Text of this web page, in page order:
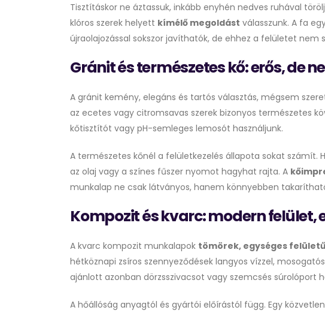
Tisztításkor ne áztassuk, inkább enyhén nedves ruhával
klóros szerek helyett kímélő megoldást válasszunk. A fa
újraolajozással sokszor javíthatók, de ehhez a felületet nem
Gránit és természetes kő: erős, de
A gránit kemény, elegáns és tartós választás, mégsem
az ecetes vagy citromsavas szerek bizonyos természetes
kőtisztítót vagy pH-semleges lemosót használjunk.
A természetes kőnél a felületkezelés állapota sokat számít.
az olaj vagy a színes fűszer nyomot hagyhat rajta. A
munkalap ne csak látványos, hanem könnyebben
Kompozit és kvarc: modern
A kvarc kompozit munkalapok tömörek, egységes
hétköznapi zsíros szennyeződések langyos vízzel,
ajánlott azonban dörzsszivacsot vagy szemcsés súrolóport
A hőállóság anyagtól és gyártói előírástól függ. Egy